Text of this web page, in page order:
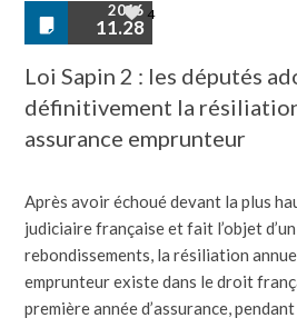
2016
11.28
4
Loi Sapin 2 : les députés
définitivement la
assurance emprunteur
Après avoir échoué devant la plus
judiciaire française et fait l’objet
rebondissements, la résiliation
emprunteur existe dans le droit
première année d’assurance,